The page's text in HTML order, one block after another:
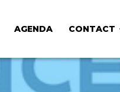
AGENDA CONTACT